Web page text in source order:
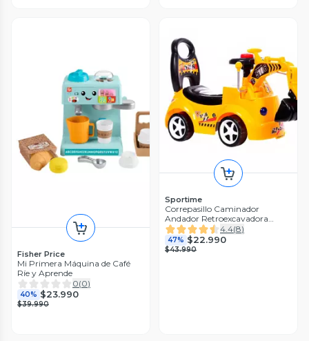
Fisher Price
Mi Primera Máquina de Café
Ríe y Aprende
0(0)
40% $23.990
$39.990
Sportime
Correpasillo Caminador
Andador Retroexcavadora
Luces y Sonido4.4(8)
47% $22.990
$43.990